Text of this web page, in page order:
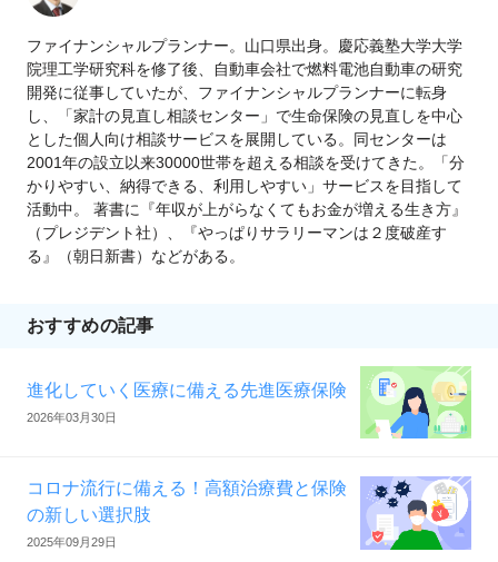
ファイナンシャルプランナー。山口県出身。慶応義塾大学大学
院理工学研究科を修了後、自動車会社で燃料電池自動車の研究
開発に従事していたが、ファイナンシャルプランナーに転身
し、「家計の見直し相談センター」で生命保険の見直しを中心
とした個人向け相談サービスを展開している。同センターは
2001年の設立以来30000世帯を超える相談を受けてきた。「分
かりやすい、納得できる、利用しやすい」サービスを目指して
活動中。 著書に『年収が上がらなくてもお金が増える生き方』
（プレジデント社）、『やっぱりサラリーマンは２度破産す
る』（朝日新書）などがある。
おすすめの記事
進化していく医療に備える先進医療保険
2026年03月30日
コロナ流行に備える！高額治療費と保険
の新しい選択肢
2025年09月29日